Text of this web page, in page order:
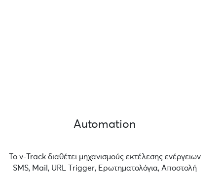
Automation
Το v-Track διαθέτει μηχανισμούς εκτέλεσης ενέργειων
SMS, Mail, URL Τrigger, Ερωτηματολόγια, Αποστολή